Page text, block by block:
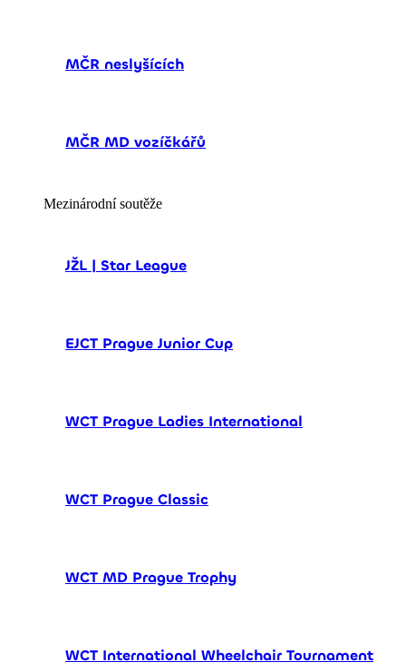
MČR neslyšících
MČR MD vozíčkářů
Mezinárodní soutěže
JŽL | Star League
EJCT Prague Junior Cup
WCT Prague Ladies International
WCT Prague Classic
WCT MD Prague Trophy
WCT International Wheelchair Tournament